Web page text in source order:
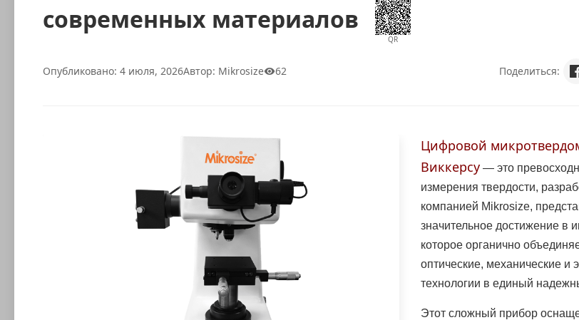
современных материалов
QR
Опубликовано: 4 июля, 2026Автор: Mikrosize 62 Поделиться:
Цифровой
Виккерсу — это
измерения твердости,
компанией Mikrosize,
значительное достижение в
которое органично
оптические, механические и
технологии в единый
Этот сложный прибор